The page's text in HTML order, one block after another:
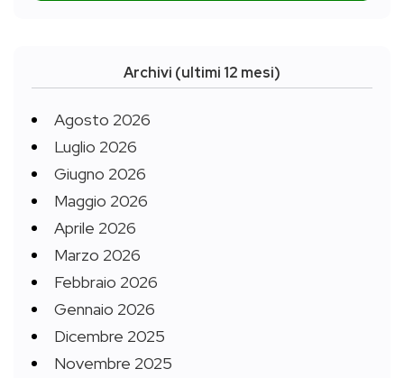
Archivi (ultimi 12 mesi)
Agosto 2026
Luglio 2026
Giugno 2026
Maggio 2026
Aprile 2026
Marzo 2026
Febbraio 2026
Gennaio 2026
Dicembre 2025
Novembre 2025